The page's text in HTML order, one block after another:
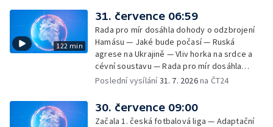
122 min
31. července 06:59
Rada pro mír dosáhla dohody o odzbrojení
Hamásu — Jaké bude počasí — Ruská
agrese na Ukrajině — Vliv horka na srdce a
cévní soustavu — Rada pro mír dosáhla
dohody o odzbrojení Hamásu — Dokument
začíná výplata superdávky — Tropické
teploty zatěžují i volně žijící zvířata
Poslední vysílání31. 7. 2026na ČT24
30. července 09:00
Začala 1. česká fotbalová liga — Adaptační